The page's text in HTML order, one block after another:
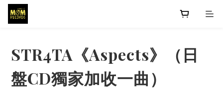
STR4TA《Aspects》（日
盤CD獨家加收一曲）